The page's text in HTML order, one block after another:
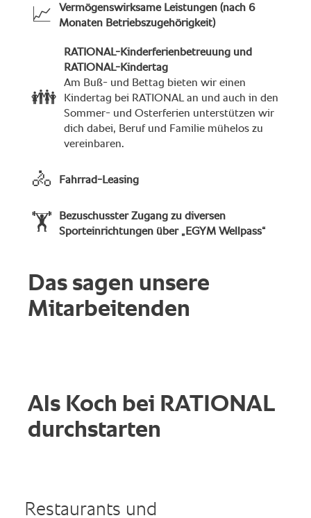
📈
Vermögenswirksame Leistungen (nach 6
Monaten Betriebszugehörigkeit)
👪
RATIONAL-Kinderferienbetreuung und
RATIONAL-Kindertag
Am Buß- und Bettag bieten wir einen
Kindertag bei RATIONAL an und auch in den
Sommer- und Osterferien unterstützen wir
dich dabei, Beruf und Familie mühelos zu
vereinbaren.
🚴 Fahrrad-Leasing
🏋
Bezuschusster Zugang zu diversen
Sporteinrichtungen über „EGYM Wellpass“
Das sagen unsere
Mitarbeitenden
Als Koch bei RATIONAL
durchstarten
Restaurants und